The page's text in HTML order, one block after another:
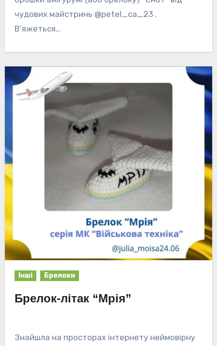
чудових майстринь @petel_ca_23 .
В’яжеться…
Інші Брелоки
Брелок-літак “Мрія”
Знайшла на просторах інтернету неймовірну